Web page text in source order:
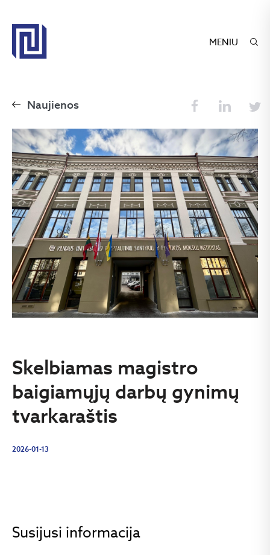
MENIU
Naujienos
Skelbiamas magistro
baigiamųjų darbų gynimų
tvarkaraštis
2026-01-13
Susijusi informacija